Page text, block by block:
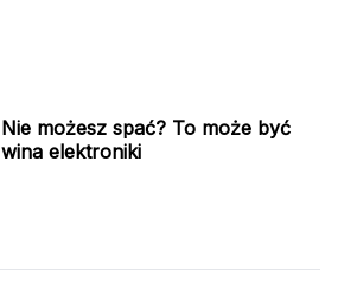
Nie możesz spać? To może być
wina elektroniki